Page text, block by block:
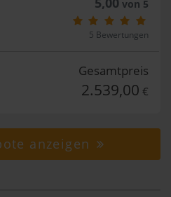
von 5
5 Bewertungen
Gesamtpreis
2.539,00 €
anzeigen